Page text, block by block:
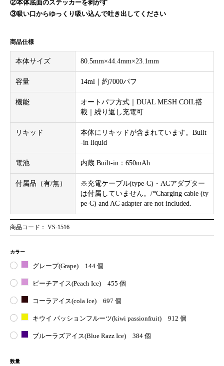
②本体底面のステッカーを剥がす
③吸い口からゆっくり吸い込んで吐き出してください
商品仕様
本体サイズ 80.5mm×44.4mm×23.1mm
容量 14ml｜約7000パフ
機能
オートパフ方式｜DUAL MESH COIL搭
載｜繰り返し充電可
リキッド
本体にリキッドが含まれています。Built
-in liquid
電池 内蔵 Built-in：650mAh
付属品（有/無）
※充電ケーブル(type-C)・ACアダプター
は付属していません。/*Charging cable (ty
pe-C) and AC adapter are not included.
商品コード： VS-1516
カラー
グレープ(Grape) 144 個
ピーチアイス(Peach Ice) 455 個
コーラアイス(cola Ice) 697 個
キウイ パッションフルーツ(kiwi passionfruit) 912 個
ブルーラズアイス(Blue Razz Ice) 384 個
数量